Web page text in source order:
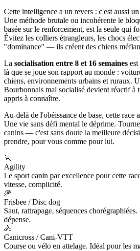
Cette intelligence a un revers : c'est aussi
Une méthode brutale ou incohérente le
basée sur le renforcement, est la seule qui
Évitez les colliers étrangleurs, les chocs
"dominance" — ils créent des chiens
La socialisation entre 8 et 16 semaines
là que se joue son rapport au monde :
chiens, environnements urbains et ruraux.
Bourbonnais mal socialisé devient réactif à
appris à connaître.
Au-delà de l'obéissance de base, cette race a
Une vie sans défi mental le déprime.
canins — c'est sans doute la meilleure
prendre, pour vous comme pour lui.
🏃
Agility
Le sport canin par excellence pour cette
vitesse, complicité.
🥏
Frisbee / Disc dog
Saut, rattrapage, séquences
dépense.
🚴
Canicross / Cani-VTT
Course ou vélo en attelage. Idéal pour les